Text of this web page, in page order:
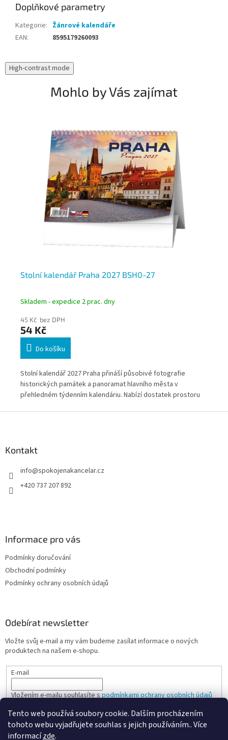
Tento web používá soubory cookie. Dalším procházením
tohoto webu vyjadřujete souhlas s jejich používáním.. Více
informacízde.
Doplňkové parametry
Kategorie: Žánrové kalendáře
EAN: 8595179260093
High-contrast mode
Mohlo by Vás zajímat
Stolní kalendář Praha 2027 BSH0-27
Skladem - expedice 2 prac. dny
45 Kč bez DPH
54 Kč
Do košíku
Stolní kalendář 2027 Praha přináší působivé fotografie
historických památek a panoramat hlavního města v
přehledném týdenním kalendáriu. Nabízí dostatek prostoru
Kontakt
info@spokojenakancelar.cz
+420 737 207 892
Informace pro vás
Podmínky doručování
Obchodní podmínky
Podmínky ochrany osobních údajů
Odebírat newsletter
Vložte svůj e-mail a my vám budeme zasílat informace o nových
produktech na našem e-shopu.
E-mail
Vložením e-mailu souhlasíte spodmínkami ochrany osobních údajů
PŘIHLÁSIT SE